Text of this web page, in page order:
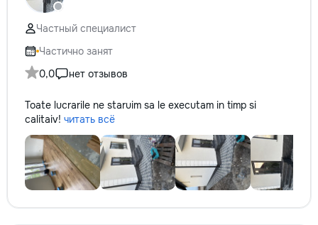
Частный специалист
Частично занят
0,0
нет отзывов
Toate lucrarile ne staruim sa le executam in timp si
calitaiv! читать всё